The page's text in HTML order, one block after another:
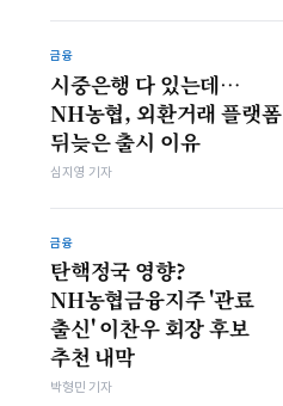
금융
시중은행 다 있는데…
NH농협, 외환거래 플랫폼
뒤늦은 출시 이유
심지영 기자
금융
탄핵정국 영향?
NH농협금융지주 '관료
출신' 이찬우 회장 후보
추천 내막
박형민 기자